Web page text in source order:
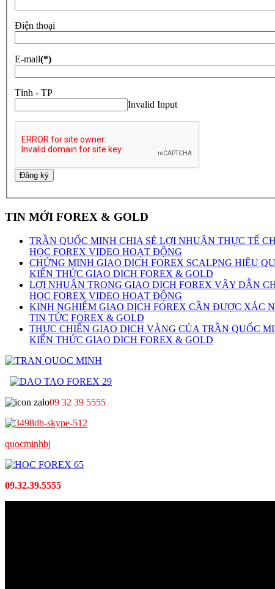
Điện thoại
E-mail(*)
Tỉnh - TP
Invalid Input
TIN MỚI FOREX & GOLD
TRẦN QUỐC MINH CHIA SẺ LỢI NHUẬN THỰC TẾ
HỌC FOREX VIDEO HOẠT ĐỘNG
CHỨNG MINH GIAO DỊCH FOREX SCALPNG HIỆU
KIẾN THỨC GIAO DỊCH FOREX & GOLD
LỢI NHUẬN TRONG GIAO DỊCH FOREX VẬY DẪN
HỌC FOREX VIDEO HOẠT ĐỘNG
KINH NGHIỆM GIAO DỊCH FOREX CẦN ĐƯỢC XÁC
TIN TỨC FOREX & GOLD
THỰC CHIẾN GIAO DỊCH VÀNG CỦA TRẦN QUỐC
KIẾN THỨC GIAO DỊCH FOREX & GOLD
09 32 39 5555
quocminhbj
09.32.39.5555